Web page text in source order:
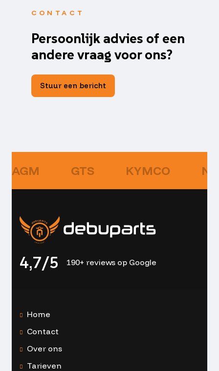
CONTACT
Persoonlijk advies of een
andere vraag voor ons?
Stuur een bericht
AGM GTS KYMCO
4,7/5 190+ reviews op Google
Home
Contact
Over ons
Tarieven